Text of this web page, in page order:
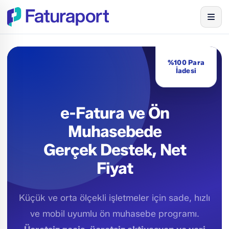
%100 Para
İadesi
e-Fatura ve Ön
Muhasebede
Gerçek Destek, Net
Fiyat
Küçük ve orta ölçekli işletmeler için sade, hızlı
ve mobil uyumlu ön muhasebe programı.